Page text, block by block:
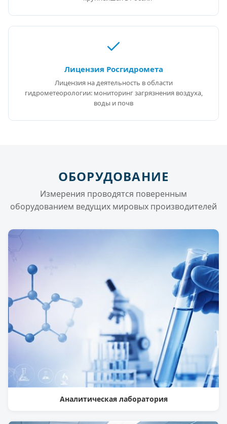
Лицензия Росгидромета
Лицензия на деятельность в области
гидрометеорологии: мониторинг загрязнения воздуха,
воды и почв
ОБОРУДОВАНИЕ
Измерения проводятся поверенным
оборудованием ведущих мировых производителей
Аналитическая лаборатория